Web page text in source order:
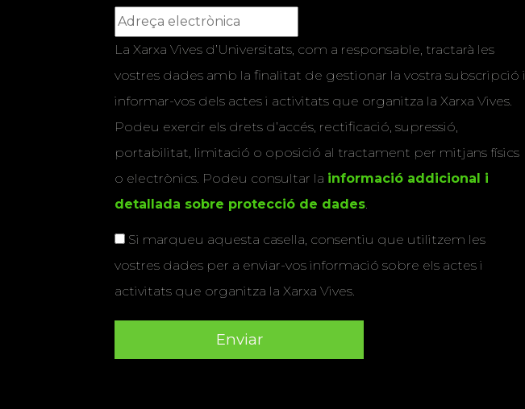
La Xarxa Vives d’Universitats, com a responsable, tractarà les
vostres dades amb la finalitat de gestionar la vostra subscripció i
informar-vos dels actes i activitats que organitza la Xarxa Vives.
Podeu exercir els drets d’accés, rectificació, supressió,
portabilitat, limitació o oposició al tractament per mitjans físics
o electrònics. Podeu consultar la informació addicional i
detallada sobre protecció de dades.
Si marqueu aquesta casella, consentiu que utilitzem les
vostres dades per a enviar-vos informació sobre els actes i
activitats que organitza la Xarxa Vives.